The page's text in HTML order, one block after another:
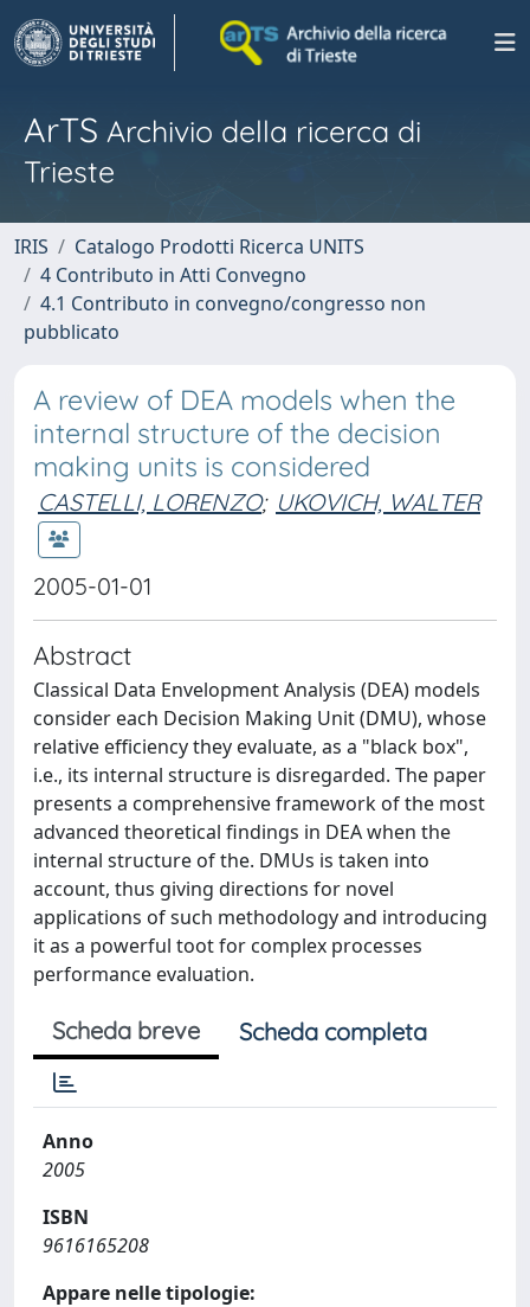
ArTS Archivio della ricerca di
Trieste
IRIS
Catalogo Prodotti Ricerca UNITS
4 Contributo in Atti Convegno
4.1 Contributo in convegno/congresso non
pubblicato
A review of DEA models when the
internal structure of the decision
making units is considered
CASTELLI, LORENZO; UKOVICH, WALTER
2005-01-01
Abstract
Classical Data Envelopment Analysis (DEA) models
consider each Decision Making Unit (DMU), whose
relative efficiency they evaluate, as a "black box",
i.e., its internal structure is disregarded. The paper
presents a comprehensive framework of the most
advanced theoretical findings in DEA when the
internal structure of the. DMUs is taken into
account, thus giving directions for novel
applications of such methodology and introducing
it as a powerful toot for complex processes
performance evaluation.
Scheda breve Scheda completa
Anno
2005
ISBN
9616165208
Appare nelle tipologie: